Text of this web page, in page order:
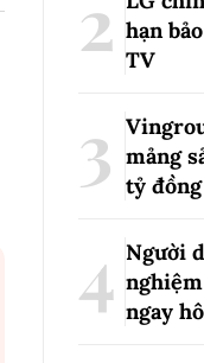
hạn
TV
mảng
tỷ đồng
Người
ngay